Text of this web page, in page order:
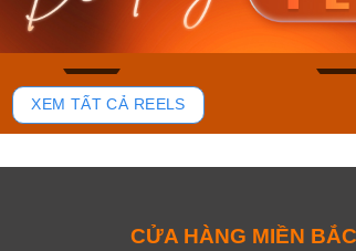
36
Mua
XEM TẤT CẢ REELS
CỬA HÀNG MIỀN BẮC